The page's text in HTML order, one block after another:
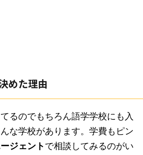
めた理由
るのでもちろん語学学校にも入
な学校があります。学費もピン
ジェントで相談してみるのがい